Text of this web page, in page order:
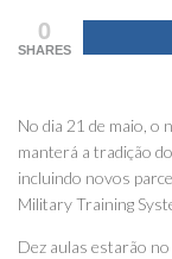
0
SHARES
No dia 21 de maio,
manterá a tradição
incluindo novos
Military Training
Dez aulas estarão